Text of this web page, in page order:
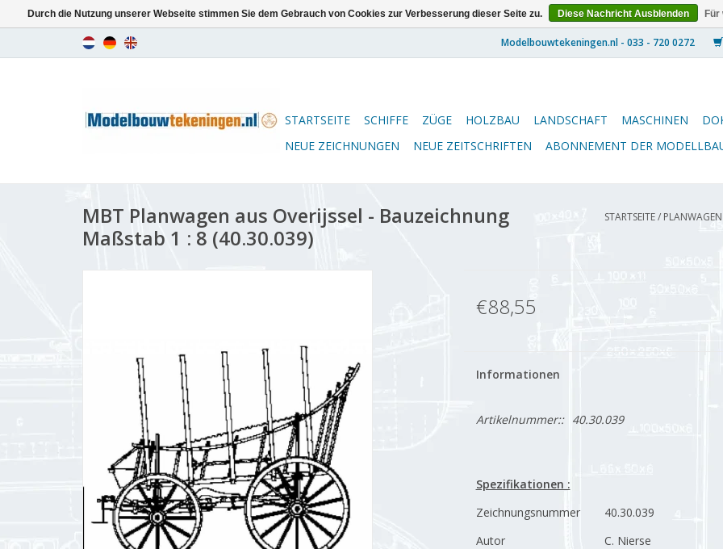
STARTSEITE SCHIFFE ZÜGE HOLZBAU LANDSCHAFT MASCHINEN
NEUE ZEICHNUNGEN
NEUE ZEITSCHRIFTEN ABONNEMENT DER
MBT Planwagen aus Overijssel - Bauzeichnung
Maßstab 1 : 8 (40.30.039)
STARTSEITE/
€88,55
Informationen
Artikelnummer:: 40.30.039
Spezifikationen :
Zeichnungsnummer
40.30.039
Autor
C. Nierse
Durch die Nutzung unserer Webseite stimmen Sie dem Gebrauch von Cookies zur Verbesserung dieser Seite zu. Diese Nachricht Ausblenden